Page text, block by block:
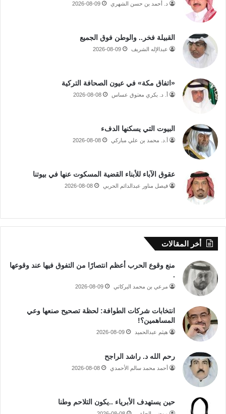
د. أحمد بن حسن الشهري 2026-08-09
القبيلة فخر.. والوطن فوق الجميع
عبدالإله الشريف 2026-08-09
«اتفاق مكة» في عيون الصحافة التركية
أ. د. بكري معتوق عساس 2026-08-08
البيوت التي يسكنها الدفء
أ.د. محمد بن علي مباركي 2026-08-08
عقوق الآباء للأبناء القضية المسكوت عنها في بيوتنا
فيصل مناور عبدالدائم الحربي 2026-08-08
أخر المقالات
منع وقوع الحرب أعظم انتصارًا من التفوق فيها عند وقوعها
.
مرعي بن محمد البركاتي 2026-08-09
انتخابات شركات الطوافة: لحظة تصحيح صنعها وعي
المساهمين؟!
هيثم عبدالحميد 2026-08-09
رحم الله د. راشد الراجح
أحمد محمد سالم الأحمدي 2026-08-08
حين يستهدف الأبرياء ..يكون التلاحم وطنا